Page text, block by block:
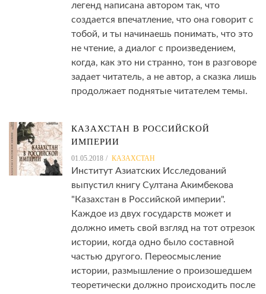
легенд написана автором так, что
создается впечатление, что она говорит с
тобой, и ты начинаешь понимать, что это
не чтение, а диалог с произведением,
когда, как это ни странно, тон в разговоре
задает читатель, а не автор, а сказка лишь
продолжает поднятые читателем темы.
КАЗАХСТАН В РОССИЙСКОЙ
ИМПЕРИИ
01.05.2018 КАЗАХСТАН
Институт Азиатских Исследований
выпустил книгу Султана Акимбекова
"Казахстан в Российской империи".
Каждое из двух государств может и
должно иметь свой взгляд на тот отрезок
истории, когда одно было составной
частью другого. Переосмысление
истории, размышление о произошедшем
теоретически должно происходить после